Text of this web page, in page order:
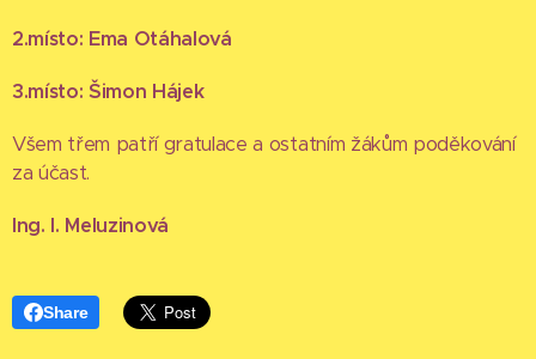
2.místo: Ema Otáhalová
3.místo: Šimon Hájek
Všem třem patří gratulace a ostatním žákům poděkování
za účast.
Ing. I. Meluzinová
Share